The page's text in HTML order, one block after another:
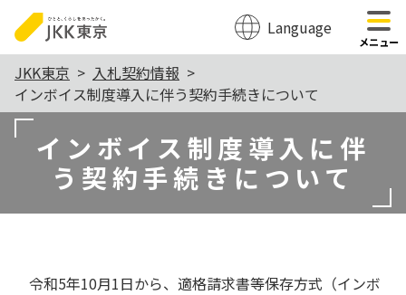
のページの本文へ移動
Language
メニュー
ら
JKK東京
入札契約情報
インボイス制度導入に伴う契約手続きについて
インボイス制度導入に伴
う契約手続きについて
令和5年10月1日から、適格請求書等保存方式（インボ